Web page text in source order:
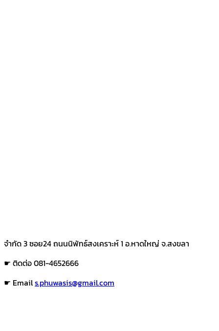
จำกัด 3 ซอย24 ถนนนิพัทธ์สงเคราะห์ 1 อ.หาดใหญ่ จ.สงขลา
☛ ติดต่อ 081-4652666
☛ Emails.phuwasis@gmail.com